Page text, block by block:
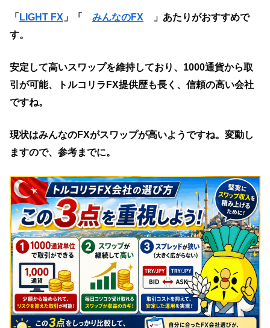
「 LIGHT FX 」「 みんなのFX
」あたりがおすすめで
す。
安定して高いスワップを維持しており、1000通貨から取
引が可能、トルコリラFX提供歴も長く、信頼の高い会社
ですね。
現状はみんなのFXがスワップが高いようですね。変動し
ますので、参考までに。